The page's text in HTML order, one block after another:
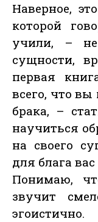
Наверное,
которой
учили, –
сущности,
первая
всего, что вы
брака, –
научиться
на своего
для блага вас
Понимаю,
звучит